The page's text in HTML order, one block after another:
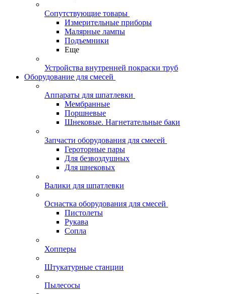
Сопутствующие товары
Измерительные приборы
Малярные лампы
Подъемники
Еще
Устройства внутренней покраски труб
Оборудование для смесей
Аппараты для шпатлевки
Мембранные
Поршневые
Шнековые. Нагнетательные баки
Запчасти оборудования для смесей
Героторные пары
Для безвоздушных
Для шнековых
Валики для шпатлевки
Оснастка оборудования для смесей
Пистолеты
Рукава
Сопла
Хопперы
Штукатурные станции
Пылесосы